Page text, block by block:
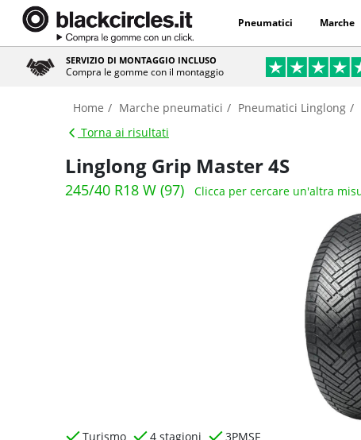
Pneumatici Marche
SERVIZIO DI MONTAGGIO INCLUSO
Compra le gomme con il montaggio
Home Marche pneumatici Pneumatici Linglong
Torna ai risultati
Linglong Grip Master 4S
245/40 R18 W (97) Clicca per cercare un'altra
Turismo 4 stagioni 3PMSF